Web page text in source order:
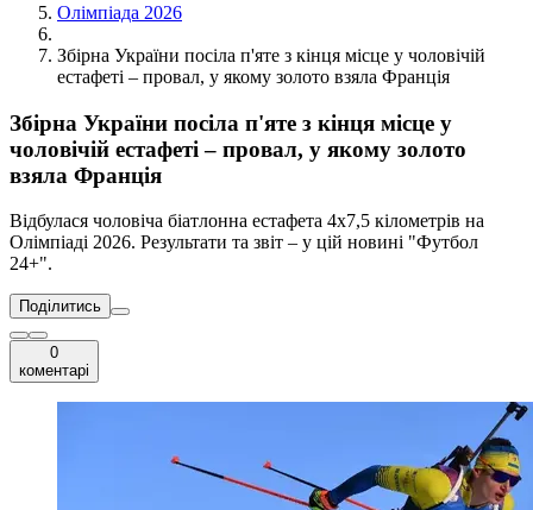
Олімпіада 2026
Збірна України посіла п'яте з кінця місце у чоловічій
естафеті – провал, у якому золото взяла Франція
Збірна України посіла п'яте з кінця місце у
чоловічій естафеті – провал, у якому золото
взяла Франція
Відбулася чоловіча біатлонна естафета 4х7,5 кілометрів на
Олімпіаді 2026. Результати та звіт – у цій новині "Футбол
24+".
Поділитись
0
коментарі